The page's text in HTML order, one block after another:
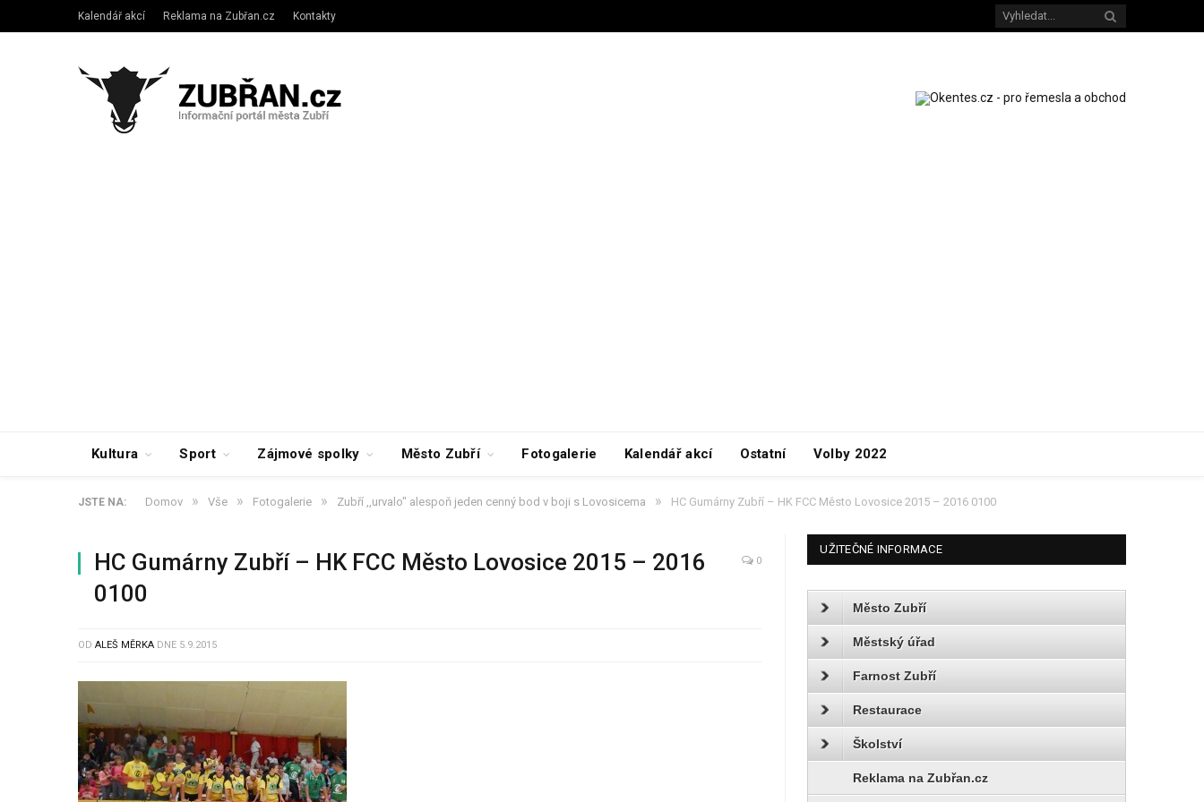
Kalendář akcí Reklama na Zubřan.cz Kontakty
Kultura Sport Zájmové spolky Město Zubří Fotogalerie Kalendář akcí Ostatní Volby 2022
JSTE NA: Domov » Vše » Fotogalerie » Zubří ,,urvalo" alespoň jeden cenný bod v boji s Lovosicema » HC Gumárny Zubří – HK FCC Město Lovosice 2015 – 2016 0100
HC Gumárny Zubří – HK FCC Město Lovosice 2015 – 2016
0100
0
OD ALEŠ MĚRKA DNE 5.9.2015
UŽITEČNÉ INFORMACE
Město Zubří
Městský úřad
Farnost Zubří
Restaurace
Školství
Reklama na Zubřan.cz